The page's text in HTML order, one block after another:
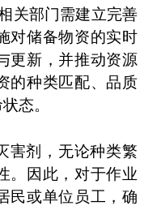
关部门需建立完善
对储备物资的实时
更新，并推动资源
的种类匹配、品质
态。
害剂，无论种类繁
。因此，对于作业
民或单位员工，确